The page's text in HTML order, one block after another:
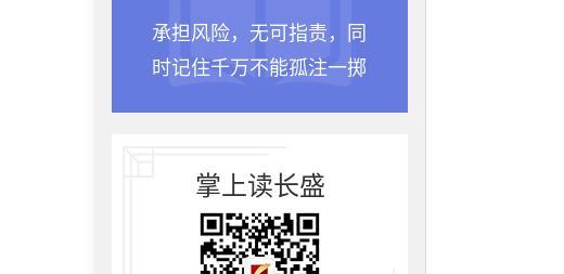
承担风险，无可指责，同
时记住千万不能孤注一掷
掌上读长盛